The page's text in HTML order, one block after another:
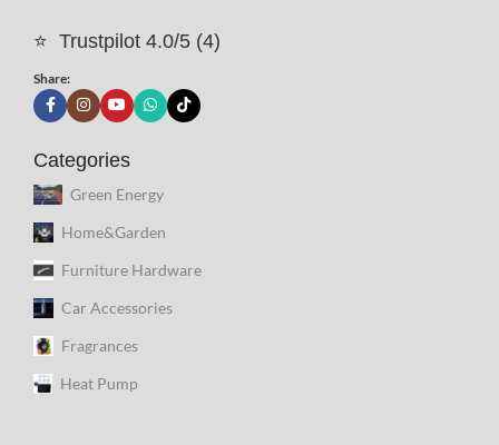
⭐ Trustpilot 4.0/5 (4)
Share:
Categories
Green Energy
Home&Garden
Furniture Hardware
Car Accessories
Fragrances
Heat Pump